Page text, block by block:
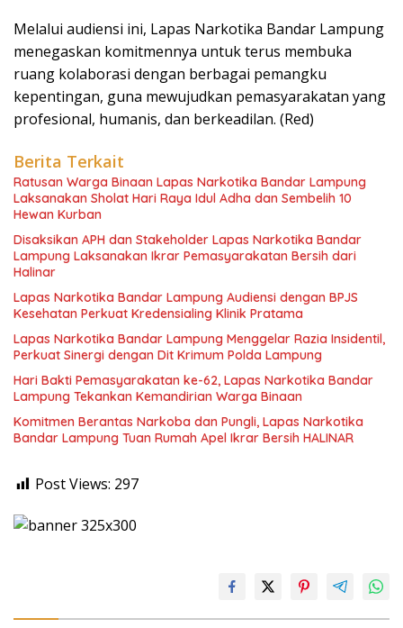
Melalui audiensi ini, Lapas Narkotika Bandar Lampung
menegaskan komitmennya untuk terus membuka
ruang kolaborasi dengan berbagai pemangku
kepentingan, guna mewujudkan pemasyarakatan yang
profesional, humanis, dan berkeadilan. (Red)
Berita Terkait
Ratusan Warga Binaan Lapas Narkotika Bandar Lampung
Laksanakan Sholat Hari Raya Idul Adha dan Sembelih 10
Hewan Kurban
Disaksikan APH dan Stakeholder Lapas Narkotika Bandar
Lampung Laksanakan Ikrar Pemasyarakatan Bersih dari
Halinar
Lapas Narkotika Bandar Lampung Audiensi dengan BPJS
Kesehatan Perkuat Kredensialing Klinik Pratama
Lapas Narkotika Bandar Lampung Menggelar Razia Insidentil,
Perkuat Sinergi dengan Dit Krimum Polda Lampung
Hari Bakti Pemasyarakatan ke-62, Lapas Narkotika Bandar
Lampung Tekankan Kemandirian Warga Binaan
Komitmen Berantas Narkoba dan Pungli, Lapas Narkotika
Bandar Lampung Tuan Rumah Apel Ikrar Bersih HALINAR
Post Views: 297